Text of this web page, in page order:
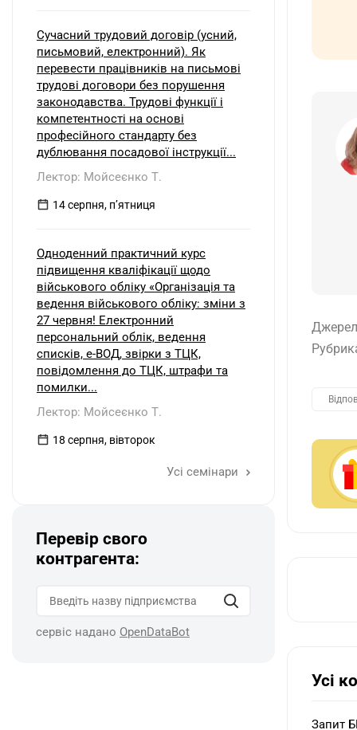
Усі
Запит
Сучасний трудовий договір (усний,
письмовий, електронний). Як
перевести працівників на письмові
трудові договори без порушення
законодавства. Трудові функції і
компетентності на основі
професійного стандарту без
дублювання посадової інструкції...
Лектор: Мойсеєнко Т.
14 серпня, пʼятниця
Одноденний практичний курс
підвищення кваліфікації щодо
військового обліку «Організація та
ведення військового обліку: зміни з
27 червня! Електронний
персональний облік, ведення
списків, е-ВОД, звірки з ТЦК,
повідомлення до ТЦК, штрафи та
помилки...
Лектор: Мойсеєнко Т.
18 серпня, вівторок
Усі семінари
Перевір свого
контрагента:
сервіс надано OpenDataBot